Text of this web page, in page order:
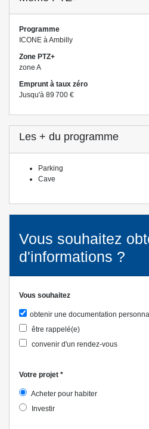
Programme
ICONE à Ambilly
Zone PTZ+
zone A
Emprunt à taux zéro
Jusqu'à 89 700 €
Les + du programme
Parking
Cave
Vous souhaitez
d'informations ?
Vous souhaitez
obtenir une documentation
être rappelé(e)
convenir d'un rendez-vous
Votre projet *
Acheter pour habiter
Investir